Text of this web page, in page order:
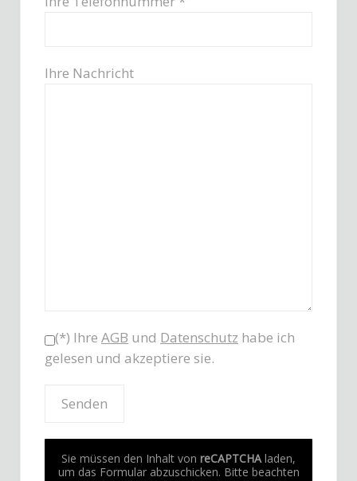
Ihre Nachricht
(*) Ihre AGB und Datenschutz habe ich
gelesen und akzeptiere sie.
Sie müssen den Inhalt von reCAPTCHAladen,
um das Formular abzuschicken. Bitte beachten